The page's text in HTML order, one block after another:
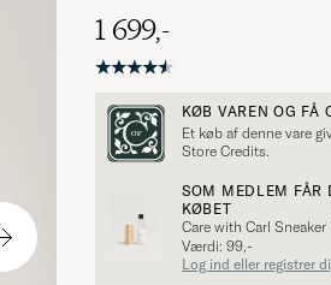
1 699,-
KØB VAREN OG FÅ
Et køb af denne vare
Store Credits.
SOM MEDLEM FÅR
KØBET
Care with Carl Sneaker
Værdi: 99,-
Log ind eller registrer